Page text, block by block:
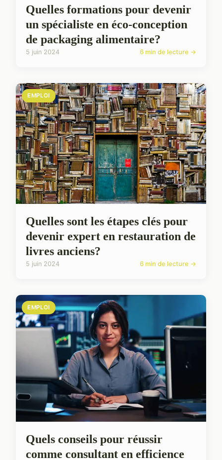
Quelles formations pour devenir
un spécialiste en éco-conception
de packaging alimentaire?
5 juin 2024 6 min de lecture →
EMPLOI
Quelles sont les étapes clés pour
devenir expert en restauration de
livres anciens?
5 juin 2024 6 min de lecture →
EMPLOI
Quels conseils pour réussir
comme consultant en efficience